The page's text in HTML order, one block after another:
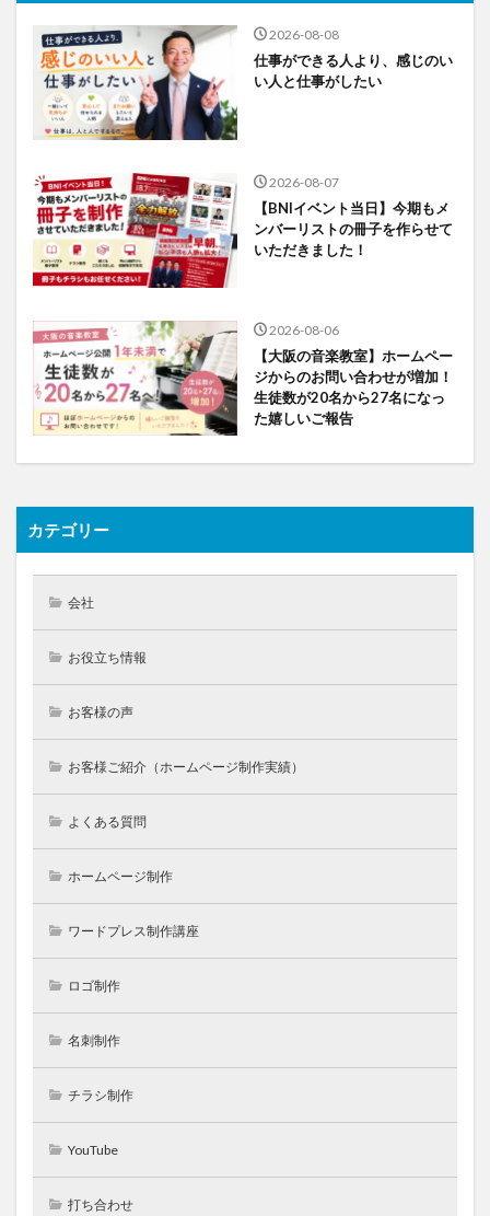
2026-08-08
仕事ができる人より、感じのい
い人と仕事がしたい
2026-08-07
【BNIイベント当日】今期もメ
ンバーリストの冊子を作らせて
いただきました！
2026-08-06
【大阪の音楽教室】ホームペー
ジからのお問い合わせが増加！
生徒数が20名から27名になっ
た嬉しいご報告
カテゴリー
会社
お役立ち情報
お客様の声
お客様ご紹介（ホームページ制作実績）
よくある質問
ホームページ制作
ワードプレス制作講座
ロゴ制作
名刺制作
チラシ制作
YouTube
打ち合わせ